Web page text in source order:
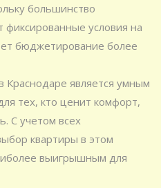
большинство
условия на
бюджетирование более
Краснодаре является умным
тех, кто ценит комфорт,
С учетом всех
квартиры в этом
выигрышным для